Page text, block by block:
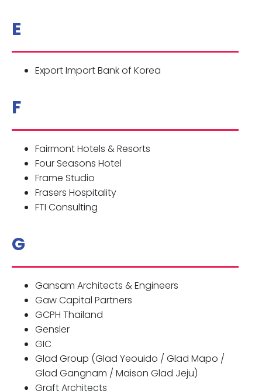
E
Export Import Bank of Korea
F
Fairmont Hotels & Resorts
Four Seasons Hotel
Frame Studio
Frasers Hospitality
FTI Consulting
G
Gansam Architects & Engineers
Gaw Capital Partners
GCPH Thailand
Gensler
GIC
Glad Group (Glad Yeouido / Glad Mapo /
Glad Gangnam / Maison Glad Jeju)
Graft Architects